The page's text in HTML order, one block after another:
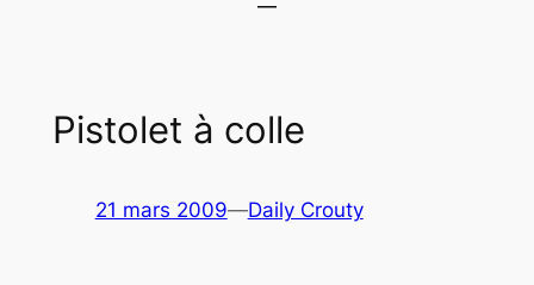
Pistolet à colle
21 mars 2009—Daily Crouty